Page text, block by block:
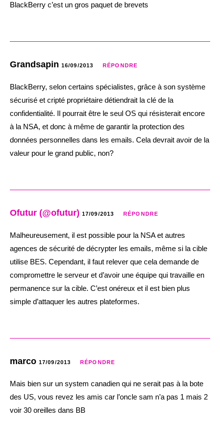
BlackBerry c’est un gros paquet de brevets
Grandsapin 16/09/2013 RÉPONDRE
BlackBerry, selon certains spécialistes, grâce à son système
sécurisé et cripté propriétaire détiendrait la clé de la
confidentialité. Il pourrait être le seul OS qui résisterait encore
à la NSA, et donc à même de garantir la protection des
données personnelles dans les emails. Cela devrait avoir de la
valeur pour le grand public, non?
Ofutur (@ofutur) 17/09/2013 RÉPONDRE
Malheureusement, il est possible pour la NSA et autres
agences de sécurité de décrypter les emails, même si la cible
utilise BES. Cependant, il faut relever que cela demande de
compromettre le serveur et d’avoir une équipe qui travaille en
permanence sur la cible. C’est onéreux et il est bien plus
simple d’attaquer les autres plateformes.
marco 17/09/2013 RÉPONDRE
Mais bien sur un system canadien qui ne serait pas à la bote
des US, vous revez les amis car l’oncle sam n’a pas 1 mais 2
voir 30 oreilles dans BB